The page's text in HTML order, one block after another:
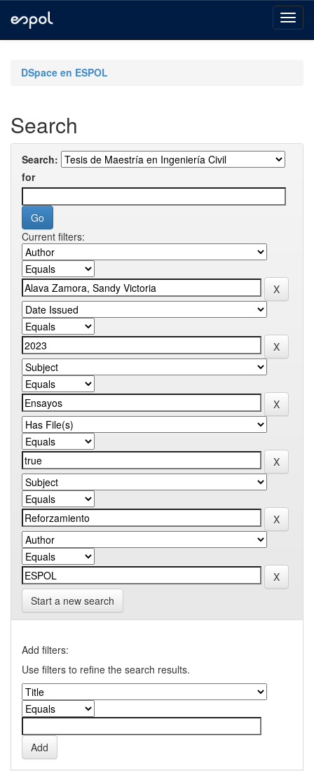
navigationDSpace en ESPOL
Search
Search:
for
Current filters:
Start a new search
Add filters:
Use filters to refine the search results.